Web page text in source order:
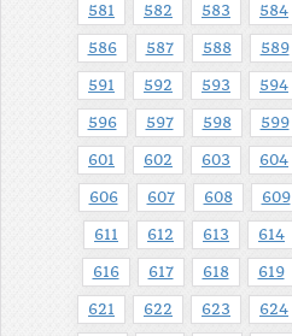
581 582 583 584
586 587 588 589
591 592 593 594
596 597 598 599
601 602 603 604
606 607 608 609
611 612 613 614
616 617 618 619
621 622 623 624